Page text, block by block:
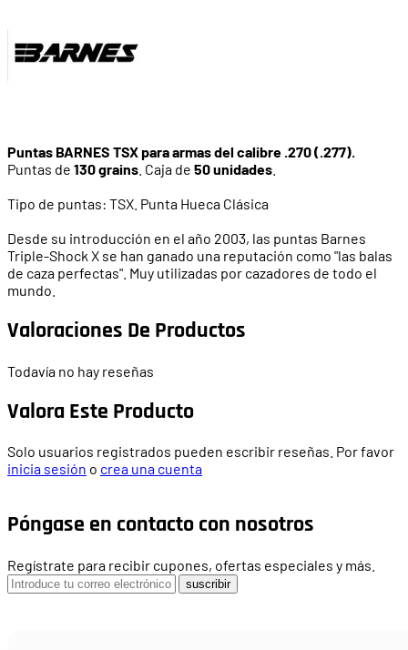
Puntas BARNES TSX para armas del calibre .270 (.277).
Puntas de 130 grains . Caja de 50 unidades
Tipo de puntas: TSX. Punta Hueca Clásica
Desde su introducción en el año 2003, las puntas Barnes
Triple-Shock X se han ganado una reputación como "las balas
de caza perfectas". Muy utilizadas por cazadores de todo el
mundo.
Valoraciones De Productos
Todavía no hay reseñas
Valora Este Producto
Solo usuarios registrados pueden escribir reseñas. Por favor
inicia sesión o crea una cuenta
Póngase en contacto con nosotros
Regístrate para recibir cupones, ofertas especiales y más.
suscribir